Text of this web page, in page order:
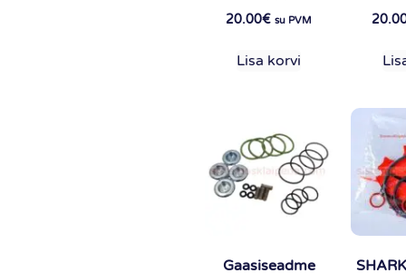
20.00€ su PVM
Lisa korvi
Gaasiseadme